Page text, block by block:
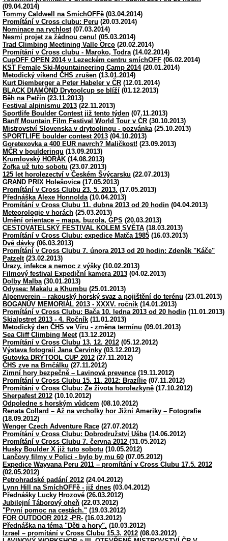
(09.04.2014)
Tommy Caldwell na SmíchOFFě (03.04.2014)
Promítání v Cross clubu: Peru (20.03.2014)
Nominace na rychlost(07.03.2014)
Nesmí projet za žádnou cenu! (05.03.2014)
Trad Climbing Meetining Valle Orco (20.02.2014)
Promítání v Cross clubu - Maroko, Todra (14.02.2014)
CupOFF OPEN 2014 v Lezeckém centru smíchOFF (06.02.2014)
KST Female Ski-Mountaineering Camp 2014(20.01.2014)
Metodický víkend ČHS zrušen (13.01.2014)
Kurt Diemberger a Peter Habeler v ČR (12.01.2014)
BLACK DIAMOND Drytoolcup se blíží (01.12.2013)
Běh na Petřín (23.11.2013)
Festival alpinismu 2013 (22.11.2013)
Sportlife Boulder Contest již tento týden (07.11.2013)
Banff Mountain Film Festival World Tour v ČR (30.10.2013)
Mistrovství Slovenska v drytoolingu - pozvánka (25.10.2013)
SPORTLIFE boulder contest 2013 (04.10.2013)
Goretexovka a 400 EUR navrch? Maličkost! (23.09.2013)
MČR v boulderingu (13.09.2013)
Krumlovský HORÁK (14.08.2013)
Žofka už tuto sobotu (23.07.2013)
125 let horolezectví v Českém Švýcarsku (22.07.2013)
GRAND PRIX Holešovice (17.05.2013)
Promítání v Cross Clubu 23. 5. 2013. (17.05.2013)
Přednáška Alexe Honnolda (10.04.2013)
Promítání v Cross Clubu 11. dubna 2013 od 20 hodin (04.04.2013)
Meteorologie v horách (25.03.2013)
Umění orientace – mapa, buzola, GPS (20.03.2013)
CESTOVATELSKÝ FESTIVAL KOLEM SVĚTA (18.03.2013)
Promítání v Cross Clubu: expedice Matča 1985 (16.03.2013)
Dvě dávky (06.03.2013)
Promítání v Cross Clubu 7. února 2013 od 20 hodin: Zdeněk "Káče"
Patzelt(23.02.2013)
Úrazy, infekce a nemoc z výšky (10.02.2013)
Filmový festival Expediční kamera 2013 (04.02.2013)
Dolby Malba (30.01.2013)
Odysea: Makalu a Khumbu (25.01.2013)
Alpenverein – rakouský horský svaz a pojištění do terénu (23.01.2013)
BOGANŮV MEMORIÁL 2013 - XXXV. ročník (14.01.2013)
Promítání v Cross Clubu: Bača 10. ledna 2013 od 20 hodin (11.01.2013)
Skialpstret 2013 - 4. Ročník (11.01.2013)
Metodický den ČHS ve Víru - změna termínu (09.01.2013)
Sea Cliff Climbing Meet(13.12.2012)
Promítání v Cross Clubu 13. 12. 2012 (05.12.2012)
Výstava fotograií Jana Červinky (03.12.2012)
Gutovka DRYTOOL CUP 2012 (27.11.2012)
ČHS zve na Brnčálku (27.11.2012)
Zimní hory bezpečně – Lavinová prevence (19.11.2012)
Promítání v Cross Clubu 15. 11. 2012: Brazílie (07.11.2012)
Promítání v Cross Clubu: Ze života horolezkyně (17.10.2012)
Sherpafest 2012 (10.10.2012)
Odpoledne s horským vůdcem (08.10.2012)
Renata Collard – Až na vrcholky hor Jižní Ameriky – Fotografie
(18.09.2012)
Wenger Czech Adventure Race (27.07.2012)
Promítání v Cross Clubu: Dobrodružství Ušba (14.06.2012)
Promítání v Cross Clubu 7. června 2012 (31.05.2012)
Husky Boulder X již tuto sobotu (10.05.2012)
Lančovy filmy v Polici - bylo by mu 60 (07.05.2012)
Expedice Wayvana Peru 2011 – promítání v Cross Clubu 17.5. 2012
(02.05.2012)
Petrohradské padání 2012 (24.04.2012)
Lynn Hill na SmíchOFFě - již dnes (03.04.2012)
Přednášky Lucky Hrozové (26.03.2012)
Jubilejní Táborový oheň (22.03.2012)
"První pomoc na cestách." (19.03.2012)
FOR OUTDOOR 2012 -PR- (16.03.2012)
Přednáška na téma "Děti a hory". (10.03.2012)
Izrael – promítání v Cross Clubu 15.3. 2012 (08.03.2012)